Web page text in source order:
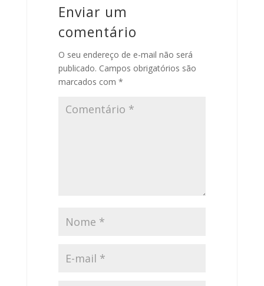
Enviar um
comentário
O seu endereço de e-mail não será
publicado. Campos obrigatórios são
marcados com*